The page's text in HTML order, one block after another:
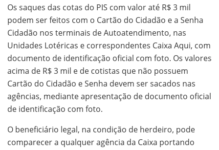
Os saques das cotas do PIS com valor até R$ 3 mil
podem ser feitos com o Cartão do Cidadão e a Senha
Cidadão nos terminais de Autoatendimento, nas
Unidades Lotéricas e correspondentes Caixa Aqui, com
documento de identificação oficial com foto. Os valores
acima de R$ 3 mil e de cotistas que não possuem
Cartão do Cidadão e Senha devem ser sacados nas
agências, mediante apresentação de documento oficial
de identificação com foto.
O beneficiário legal, na condição de herdeiro, pode
comparecer a qualquer agência da Caixa portando